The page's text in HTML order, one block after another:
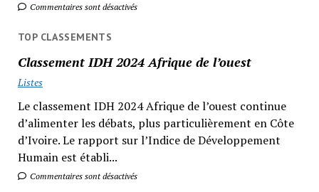
Commentaires sont désactivés
TOP CLASSEMENTS
Classement IDH 2024 Afrique de l’ouest
Listes
Le classement IDH 2024 Afrique de l’ouest continue
d’alimenter les débats, plus particulièrement en Côte
d’Ivoire. Le rapport sur l’Indice de Développement
Humain est établi...
Commentaires sont désactivés